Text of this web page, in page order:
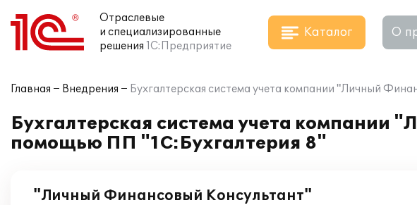
Отраслевые
и специализированные
решения 1С:Предприятие
Каталог О
Главная Внедрения Бухгалтерская система учета компании "Личный
Бухгалтерская система учета компании
помощью ПП "1С:Бухгалтерия 8"
"Личный Финансовый Консультант"